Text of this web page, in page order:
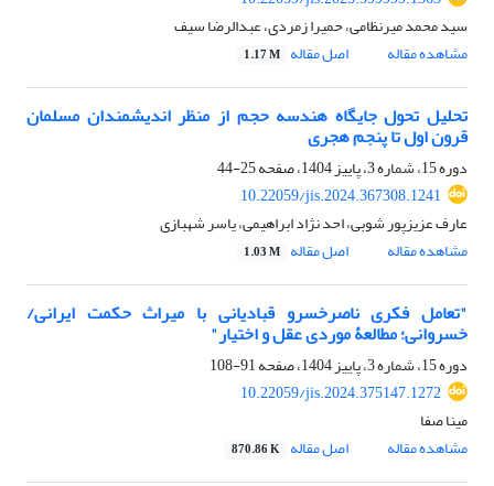
سید محمد میرنظامی، حمیرا زمردی، عبدالرضا سیف
مشاهده مقاله
اصل مقاله 1.17 M
تحلیل تحول جایگاه هندسه حجم از منظر اندیشمندان مسلمان
قرون اول تا پنجم هجری
دوره 15، شماره 3، پاییز 1404، صفحه
25-44
10.22059/jis.2024.367308.1241
عارف عزیزپور شوبی، احد نژاد ابراهیمی، یاسر شهبازی
مشاهده مقاله
اصل مقاله 1.03 M
"تعامل فکری ناصرخسرو قبادیانی با میراث حکمت ایرانی/
خسروانی؛ مطالعۀ موردی عقل و اختیار"
دوره 15، شماره 3، پاییز 1404، صفحه
91-108
10.22059/jis.2024.375147.1272
مینا صفا
مشاهده مقاله
اصل مقاله 870.86 K